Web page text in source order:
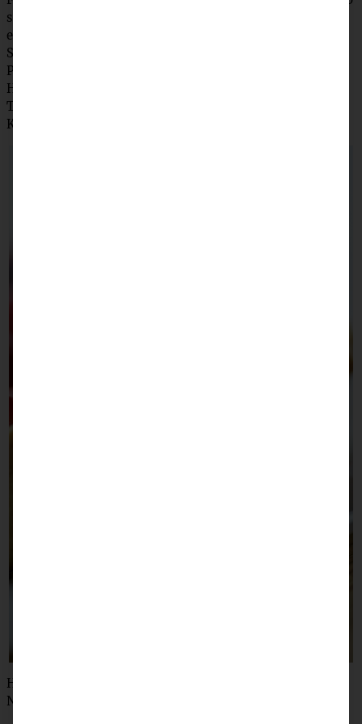
streichen. Das Erdbeerpüree in einem kleinen Topf
erwärmen, Zitronensaft und Zucker zufügen. Die
Speisestärke mit einem EL Wasser glatt rühren und zum
Püree geben. Das Ganze kurz aufkochen lassen und vom
Herd nehmen. Erst ein wenig abkühlen, dann über der
Tarte verteilen. Tarte nochmals für 1 Stunde in den
Kühlschrank stellen.
Habt noch einen ganz besonders feinen Sonntag
Nachmittag, Ihr Lieben!